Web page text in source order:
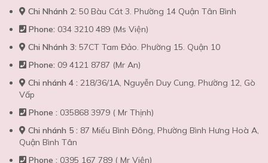
Chi Nhánh 2: 50 Bàu Cát 3. Phường 14 Quận Tân Bình
Phone: 034 3210 489 (Ms Viện)
Chi Nhánh 3: 57CT Tam Đảo. Phường 15. Quận 10
Phone: 09 4121 8787 (Mr An)
Chi nhánh 4 : 218/36/1A, Nguyễn Duy Cung, Phường 12, Gò
Vấp
Phone : 035868 3979 ( Mr Thịnh)
Chi nhánh 5 : 87 Miếu Bình Đông, Phường Bình Hưng Hoà A,
Quận Bình Tân
Phone : 0395 167 789 ( Mr Viện)